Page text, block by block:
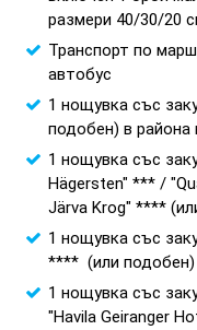
размери 40/30/20
Транспорт по
автобус
1 нощувка със
подобен) в
1 нощувка със
Hägersten" *** /
Järva Krog" ****
1 нощувка със
**** (или подобен)
1 нощувка със
"Havila Geiranger